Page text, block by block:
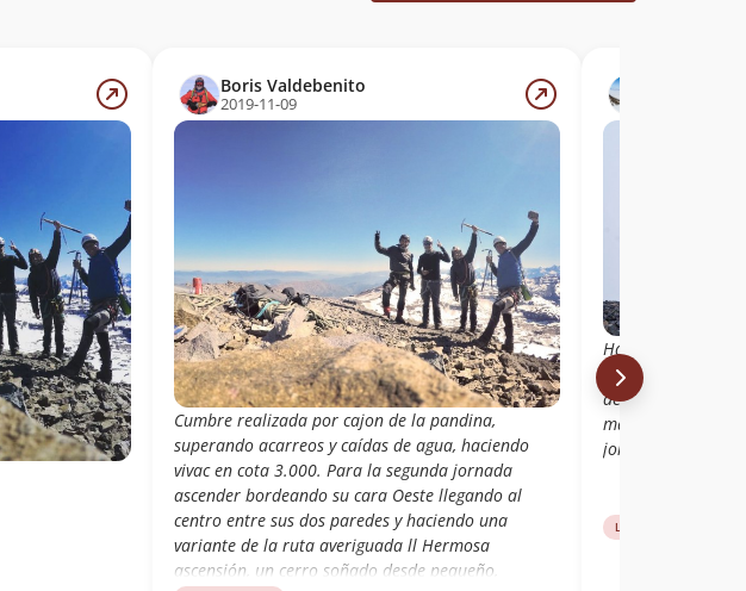
Boris Valdebenito
2019-11-09
Cumbre realizada por cajon de la pandina,
superando acarreos y caídas de agua, haciendo
vivac en cota 3.000. Para la segunda jornada
ascender bordeando su cara Oeste llegando al
centro entre sus dos paredes y haciendo una
variante de la ruta averiguada ll Hermosa
ascensión, un cerro soñado desde pequeño,
Haciendo cumbre
de 2016, con
de viento.
maravillosa
jornadas desde el
Libro de cumbre